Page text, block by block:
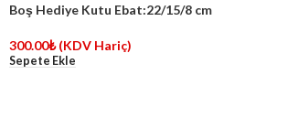
Boş Hediye Kutu Ebat:22/15/8 cm
300.00₺ (KDV Hariç)
Sepete Ekle